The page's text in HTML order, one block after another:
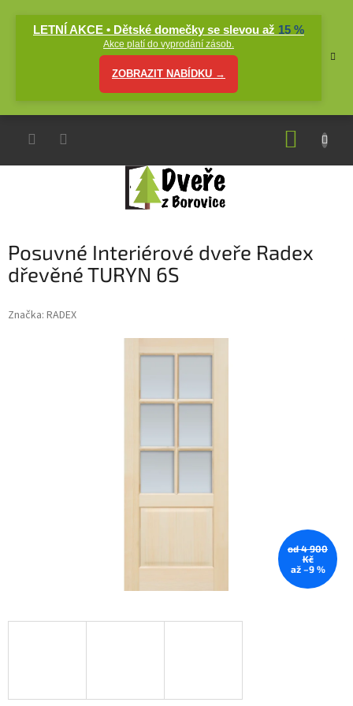
LETNÍ AKCE • Dětské domečky se slevou až 15 %
Akce platí do vyprodání zásob.
ZOBRAZIT NABÍDKU →
Posuvné Interiérové dveře Radex
dřevěné TURYN 6S
Značka: RADEX
od 4 900
Kč
až –9 %